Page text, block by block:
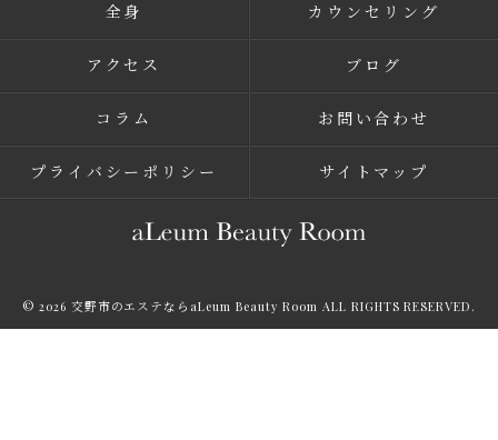
全身 カウンセリング
アクセス ブログ
コラム お問い合わせ
プライバシーポリシー サイトマップ
© 2026 交野市のエステならaLeum Beauty Room ALL RIGHTS RESERVED.